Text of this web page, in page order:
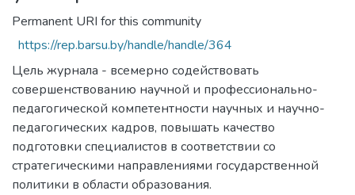
Permanent URI for this community
https://rep.barsu.by/handle/handle/364
Цель журнала - всемерно содействовать
совершенствованию научной и профессионально-
педагогической компетентности научных и научно-
педагогических кадров, повышать качество
подготовки специалистов в соответствии со
стратегическими направлениями государственной
политики в области образования.